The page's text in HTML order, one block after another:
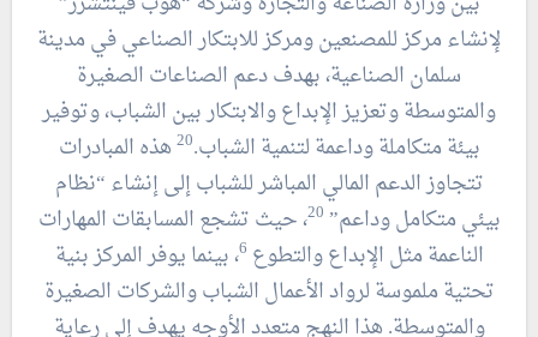
لإنشاء مركز للمصنعين ومركز للابتكار الصناعي في مدينة
سلمان الصناعية، بهدف دعم الصناعات الصغيرة
والمتوسطة وتعزيز الإبداع والابتكار بين الشباب، وتوفير
بيئة متكاملة وداعمة لتنمية الشباب.20 هذه المبادرات
تتجاوز الدعم المالي المباشر للشباب إلى إنشاء “نظام
بيئي متكامل وداعم” 20، حيث تشجع المسابقات المهارات
الناعمة مثل الإبداع والتطوع 6، بينما يوفر المركز بنية
تحتية ملموسة لرواد الأعمال الشباب والشركات الصغيرة
والمتوسطة. هذا النهج متعدد الأوجه يهدف إلى رعاية